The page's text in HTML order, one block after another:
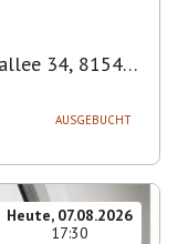
34, 81545
AUSGEBUCHT
Heute, 07.08.2026
17:30